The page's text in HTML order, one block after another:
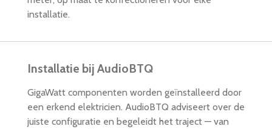
installatie.
Installatie bij AudioBTQ
GigaWatt componenten worden geïnstalleerd door
een erkend elektricien. AudioBTQ adviseert over de
juiste configuratie en begeleidt het traject — van